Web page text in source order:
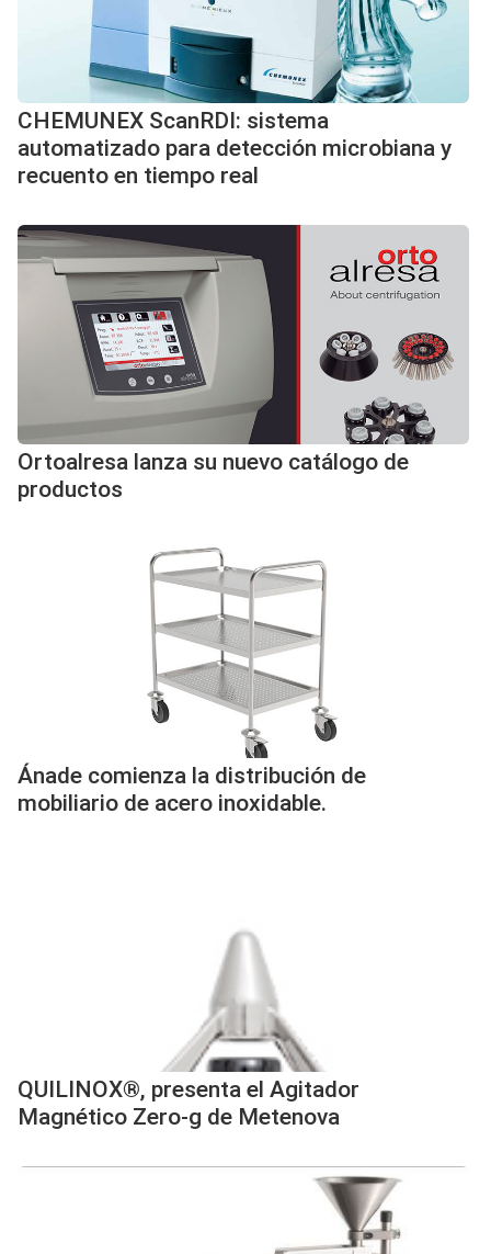
CHEMUNEX ScanRDI: sistema
automatizado para detección microbiana y
recuento en tiempo real
Ortoalresa lanza su nuevo catálogo de
productos
Ánade comienza la distribución de
mobiliario de acero inoxidable.
QUILINOX®, presenta el Agitador
Magnético Zero-g de Metenova